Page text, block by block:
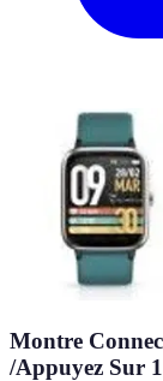
Montre
/Appuyez Sur